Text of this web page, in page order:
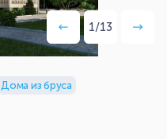
Дома из бруса
1/13